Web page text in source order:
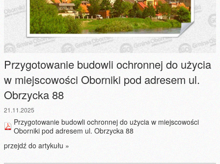
Przygotowanie budowli ochronnej do użycia
w miejscowości Oborniki pod adresem ul.
Obrzycka 88
21.11.2025
Przygotowanie budowli ochronnej do użycia w miejscowości
Oborniki pod adresem ul. Obrzycka 88
przejdź do artykułu »